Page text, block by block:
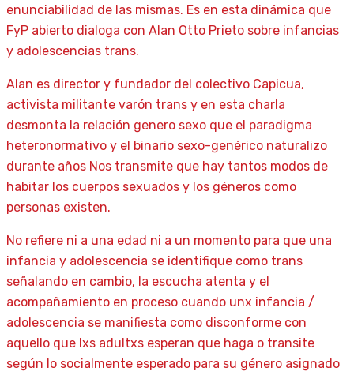
enunciabilidad de las mismas. Es en esta dinámica que
FyP abierto dialoga con Alan Otto Prieto sobre infancias
y adolescencias trans.
Alan es director y fundador del colectivo Capicua,
activista militante varón trans y en esta charla
desmonta la relación genero sexo que el paradigma
heteronormativo y el binario sexo-genérico naturalizo
durante años Nos transmite que hay tantos modos de
habitar los cuerpos sexuados y los géneros como
personas existen.
No refiere ni a una edad ni a un momento para que una
infancia y adolescencia se identifique como trans
señalando en cambio, la escucha atenta y el
acompañamiento en proceso cuando unx infancia /
adolescencia se manifiesta como disconforme con
aquello que lxs adultxs esperan que haga o transite
según lo socialmente esperado para su género asignado